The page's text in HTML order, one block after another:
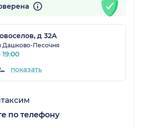
д 32А
Дашково-Песочня
+7 (491) 227-72-73 показать
по телефону